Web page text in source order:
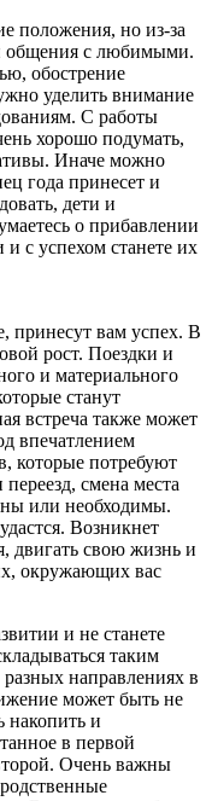
положения, но из-за
общения с любимыми.
обострение
уделить внимание
С работы
хорошо подумать,
Иначе можно
года принесет и
дети и
о прибавлении
с успехом станете их
принесут вам успех. В
рост. Поездки и
и материального
станут
встреча также может
впечатлением
которые потребуют
смена места
или необходимы.
Возникнет
двигать свою жизнь и
окружающих вас
и не станете
таким
разных направлениях в
может быть не
накопить и
в первой
Очень важны